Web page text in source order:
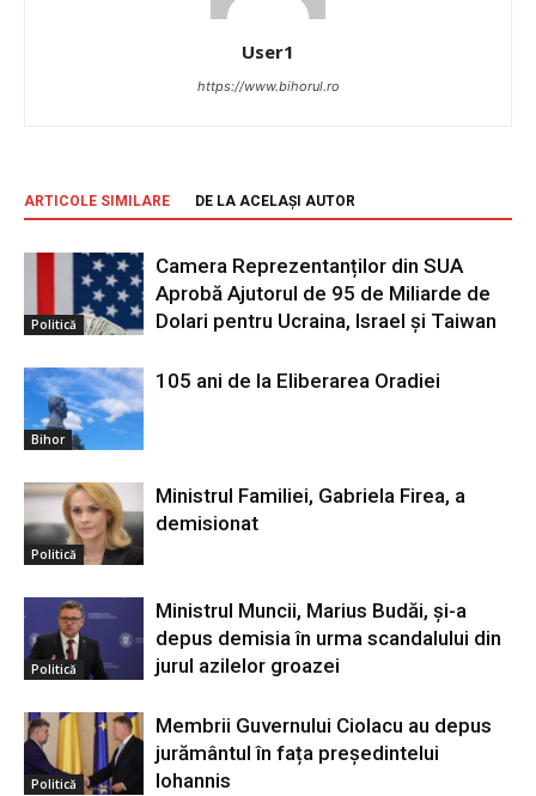
User1
https://www.bihorul.ro
ARTICOLE SIMILARE DE LA ACELAȘI AUTOR
Politică
Camera Reprezentanților din SUA
Aprobă Ajutorul de 95 de Miliarde de
Dolari pentru Ucraina, Israel și Taiwan
Bihor
105 ani de la Eliberarea Oradiei
Politică
Ministrul Familiei, Gabriela Firea, a
demisionat
Politică
Ministrul Muncii, Marius Budăi, şi-a
depus demisia în urma scandalului din
jurul azilelor groazei
Politică
Membrii Guvernului Ciolacu au depus
jurământul în fața președintelui
Iohannis